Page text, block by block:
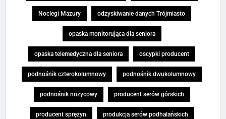
Noclegi Mazury odzyskiwanie danych Trójmiasto
opaska monitorująca dla seniora
opaska telemedyczna dla seniora oscypki producent
podnośnik czterokolumnowy podnośnik dwukolumnowy
podnośnik nożycowy producent serów górskich
producent sprężyn produkcja serów podhalańskich